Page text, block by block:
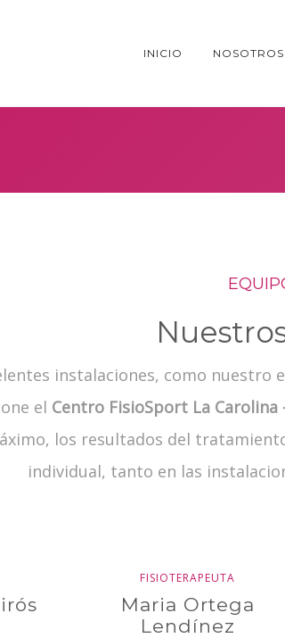
INICIO NOSOTROS
instalaciones, como
el Centro FisioSport La Carolina
los resultados del
individual, tanto en las
FISIOTERAPEUTA
Maria Ortega
Lendínez